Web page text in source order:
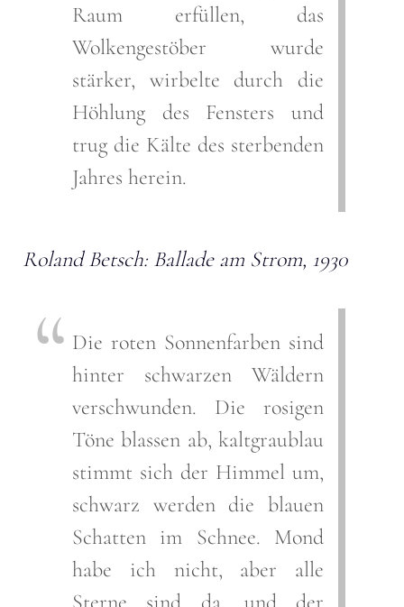
Raum erfüllen, das
Wolkengestöber wurde
stärker, wirbelte durch die
Höhlung des Fensters und
trug die Kälte des sterbenden
Jahres herein.
Roland Betsch: Ballade am Strom, 1930
Die roten Sonnenfarben sind
hinter schwarzen Wäldern
verschwunden. Die rosigen
Töne blassen ab, kaltgraublau
stimmt sich der Himmel um,
schwarz werden die blauen
Schatten im Schnee. Mond
habe ich nicht, aber alle